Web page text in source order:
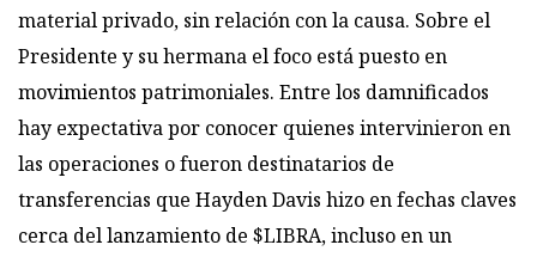
material privado, sin relación con la causa. Sobre el
Presidente y su hermana el foco está puesto en
movimientos patrimoniales. Entre los damnificados
hay expectativa por conocer quienes intervinieron en
las operaciones o fueron destinatarios de
transferencias que Hayden Davis hizo en fechas claves
cerca del lanzamiento de $LIBRA, incluso en un